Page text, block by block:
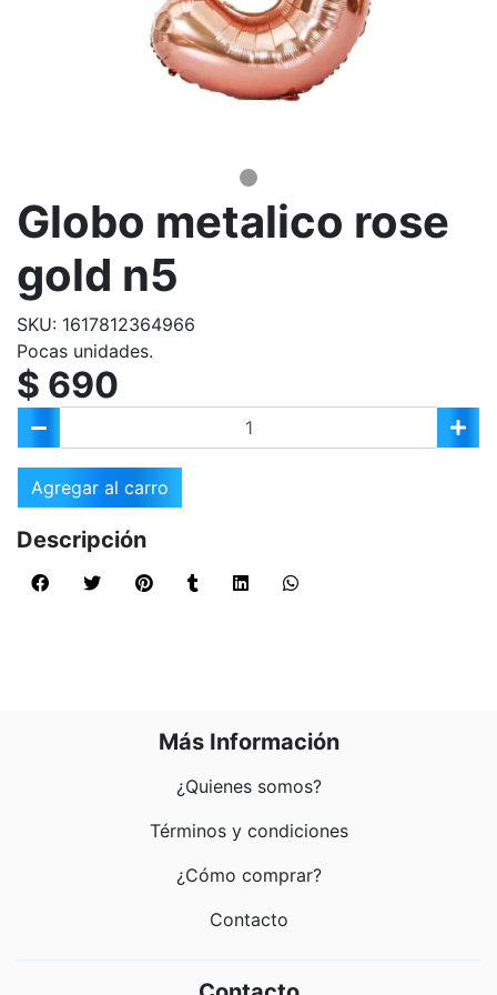
Globo metalico rose
gold n5
SKU: 1617812364966
Pocas unidades.
$ 690
Agregar al carro
Descripción
Más Información
¿Quienes somos?
Términos y condiciones
¿Cómo comprar?
Contacto